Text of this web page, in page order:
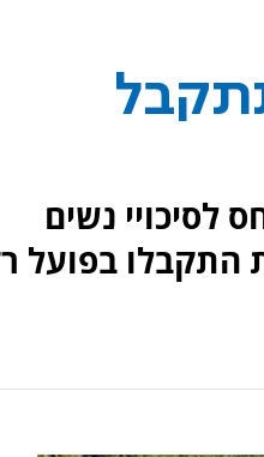
לסיכויי נשים
מתוך 3,431 מועמדות התקבלו